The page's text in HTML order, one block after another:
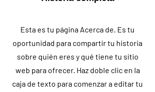
Esta es tu página Acerca de. Es tu
oportunidad para compartir tu historia
sobre quién eres y qué tiene tu sitio
web para ofrecer. Haz doble clic en la
caja de texto para comenzar a editar tu